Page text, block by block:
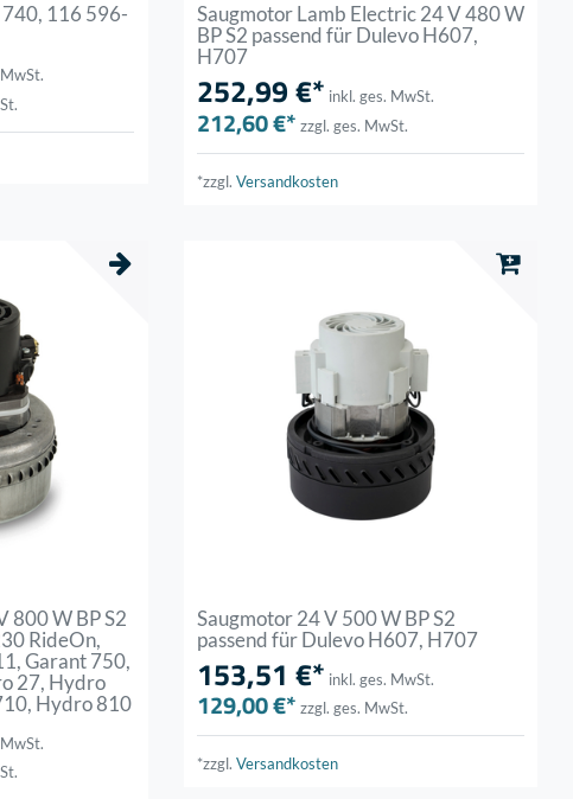
116 596-
Saugmotor Lamb Electric 24 V 480 W
BP S2 passend für Dulevo H607,
H707
252,99 €* inkl. ges. MwSt.
212,60 €* zzgl. ges. MwSt.
*zzgl. Versandkosten
800 W BP S2
RideOn,
Garant 750,
27, Hydro
Hydro 810
Saugmotor 24 V 500 W BP S2
passend für Dulevo H607, H707
153,51 €* inkl. ges. MwSt.
129,00 €* zzgl. ges. MwSt.
*zzgl. Versandkosten